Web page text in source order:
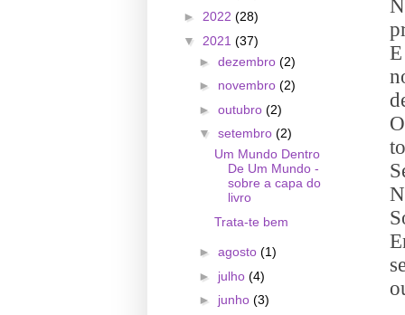
► 2022(28)
▼ 2021(37)
►dezembro(2)
► novembro(2)
►outubro(2)
▼setembro(2)
Um Mundo Dentro
De Um Mundo -
sobre a capa do
livro
Trata-te bem
►agosto(1)
► julho(4)
► junho(3)